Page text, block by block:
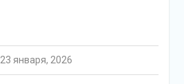
23 января, 2026